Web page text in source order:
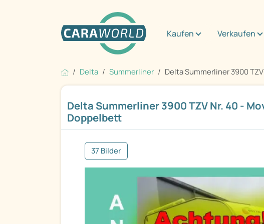
Kaufen Verkaufen
Delta Summerliner Delta Summerliner 3900 TZV
Delta Summerliner 3900 TZV Nr. 40 -
Doppelbett
37 Bilder